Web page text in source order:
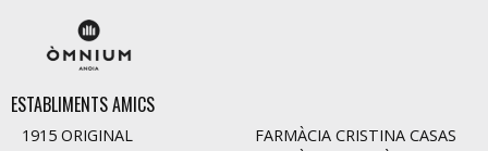
ESTABLIMENTS AMICS
1915 ORIGINAL
FARMÀCIA CRISTINA CASAS